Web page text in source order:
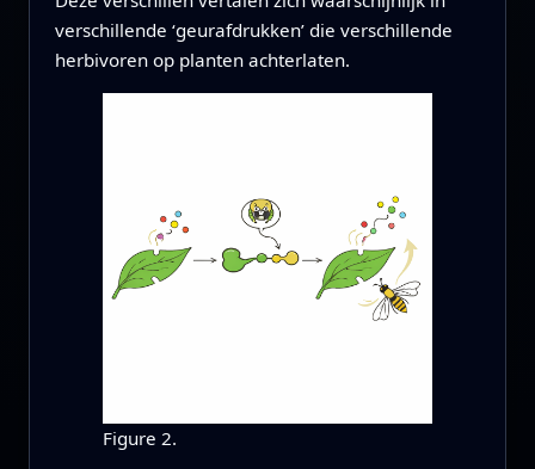
verschillende ‘geurafdrukken’ die verschillende
herbivoren op planten achterlaten.
Figure 2.